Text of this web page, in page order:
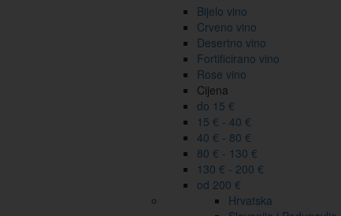
Bijelo vino
Crveno vino
Desertno vino
Fortificirano vino
Rose vino
Cijena
do 15 €
15 € - 40 €
40 € - 80 €
80 € - 130 €
130 € - 200 €
od 200 €
Hrvatska